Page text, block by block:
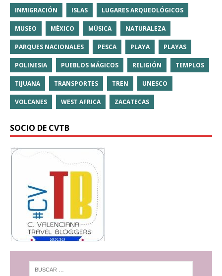
INMIGRACIÓN ISLAS LUGARES ARQUEOLÓGICOS
MUSEO MÉXICO MÚSICA NATURALEZA
PARQUES NACIONALES PESCA PLAYA PLAYAS
POLINESIA PUEBLOS MÁGICOS RELIGIÓN TEMPLOS
TIJUANA TRANSPORTES TREN UNESCO
VOLCANES WEST AFRICA ZACATECAS
SOCIO DE CVTB